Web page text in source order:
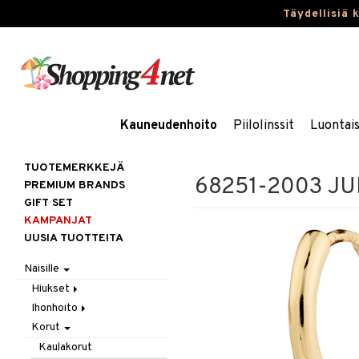
Täydellisiä
Kauneudenhoito Piilolinssit
68251-2003
TUOTEMERKKEJÄ
PREMIUM BRANDS
GIFT SET
KAMPANJAT
UUSIA TUOTTEITA
Naisille
Hiukset
Gift Set
Harjat / Kammat
Hiuskuurit
Ihonhoito
Aurinkotuotteet
Erikoistuotteet
Korut
Kaulakorut